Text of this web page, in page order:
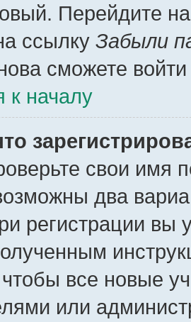
Перейдите
ссылку Забыли
сможете
к началу
свои имя
два
регистрации вы
чтобы все новые
или